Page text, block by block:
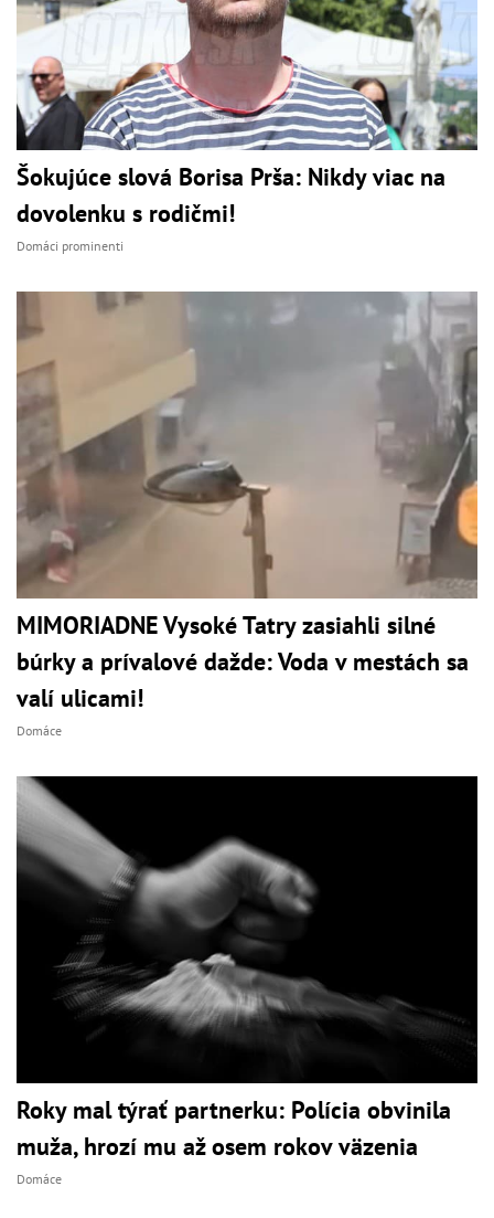
Šokujúce slová Borisa Prša: Nikdy viac na
dovolenku s rodičmi!
Domáci prominenti
MIMORIADNE Vysoké Tatry zasiahli silné
búrky a prívalové dažde: Voda v mestách sa
valí ulicami!
Domáce
Roky mal týrať partnerku: Polícia obvinila
muža, hrozí mu až osem rokov väzenia
Domáce